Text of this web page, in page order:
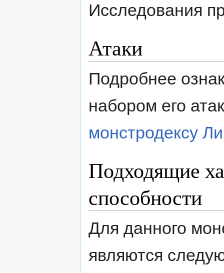
Исследования
Атаки
Подробнее
набором его
монстродексу
Подходящие
способности
Для данного
являются